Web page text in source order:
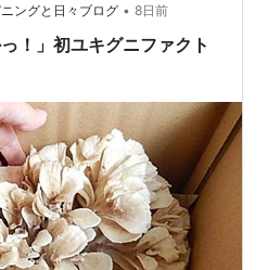
ングと日々ブログ • 8日前
！」初ユキグニファクト